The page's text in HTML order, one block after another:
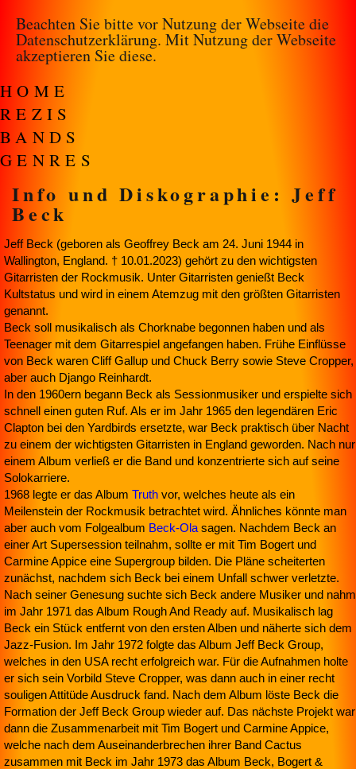
Beachten Sie bitte vor Nutzung der Webseite die
Datenschutzerklärung. Mit Nutzung der Webseite
akzeptieren Sie diese.
HOME
REZIS
BANDS
GENRES
Info und Diskographie: Jeff
Beck
Jeff Beck (geboren als Geoffrey Beck am 24. Juni 1944 in
Wallington, England. † 10.01.2023) gehört zu den wichtigsten
Gitarristen der Rockmusik. Unter Gitarristen genießt Beck
Kultstatus und wird in einem Atemzug mit den größten Gitarristen
genannt.
Beck soll musikalisch als Chorknabe begonnen haben und als
Teenager mit dem Gitarrespiel angefangen haben. Frühe Einflüsse
von Beck waren Cliff Gallup und Chuck Berry sowie Steve Cropper,
aber auch Django Reinhardt.
In den 1960ern begann Beck als Sessionmusiker und erspielte sich
schnell einen guten Ruf. Als er im Jahr 1965 den legendären Eric
Clapton bei den Yardbirds ersetzte, war Beck praktisch über Nacht
zu einem der wichtigsten Gitarristen in England geworden. Nach nur
einem Album verließ er die Band und konzentrierte sich auf seine
Solokarriere.
1968 legte er das Album Truth vor, welches heute als ein
Meilenstein der Rockmusik betrachtet wird. Ähnliches könnte man
aber auch vom Folgealbum Beck-Ola sagen. Nachdem Beck an
einer Art Supersession teilnahm, sollte er mit Tim Bogert und
Carmine Appice eine Supergroup bilden. Die Pläne scheiterten
zunächst, nachdem sich Beck bei einem Unfall schwer verletzte.
Nach seiner Genesung suchte sich Beck andere Musiker und nahm
im Jahr 1971 das Album Rough And Ready auf. Musikalisch lag
Beck ein Stück entfernt von den ersten Alben und näherte sich dem
Jazz-Fusion. Im Jahr 1972 folgte das Album Jeff Beck Group,
welches in den USA recht erfolgreich war. Für die Aufnahmen holte
er sich sein Vorbild Steve Cropper, was dann auch in einer recht
souligen Attitüde Ausdruck fand. Nach dem Album löste Beck die
Formation der Jeff Beck Group wieder auf. Das nächste Projekt war
dann die Zusammenarbeit mit Tim Bogert und Carmine Appice,
welche nach dem Auseinanderbrechen ihrer Band Cactus
zusammen mit Beck im Jahr 1973 das Album Beck, Bogert &